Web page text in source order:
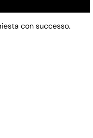
con successo.